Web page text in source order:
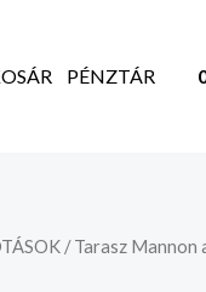
PÉNZTÁR
/ Tarasz Mannon